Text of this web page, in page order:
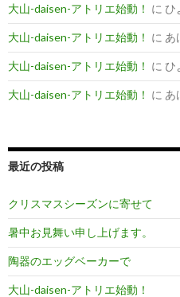
大山-daisen-アトリエ始動！ に ひ
大山-daisen-アトリエ始動！ に あ
大山-daisen-アトリエ始動！ に ひ
大山-daisen-アトリエ始動！ に あ
最近の投稿
クリスマスシーズンに寄せて
暑中お見舞い申し上げます。
陶器のエッグベーカーで
大山-daisen-アトリエ始動！